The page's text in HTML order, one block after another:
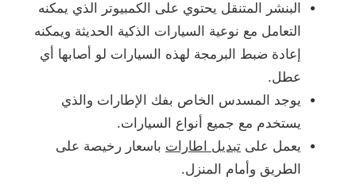
البنشر المتنقل يحتوي على الكمبيوتر الذي يمكنه
التعامل مع نوعية السيارات الذكية الحديثة ويمكنه
إعادة ضبط البرمجة لهذه السيارات لو أصابها أي
عطل.
يوجد المسدس الخاص بفك الإطارات والذي
يستخدم مع جميع أنواع السيارات.
يعمل على تبديل اطارات باسعار رخيصة على
الطريق وأمام المنزل.